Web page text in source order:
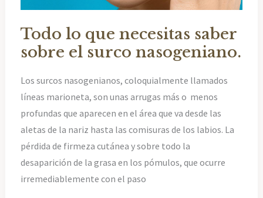
Todo lo que necesitas saber
sobre el surco nasogeniano.
Los surcos nasogenianos, coloquialmente llamados
líneas marioneta, son unas arrugas más o menos
profundas que aparecen en el área que va desde las
aletas de la nariz hasta las comisuras de los labios. La
pérdida de firmeza cutánea y sobre todo la
desaparición de la grasa en los pómulos, que ocurre
irremediablemente con el paso